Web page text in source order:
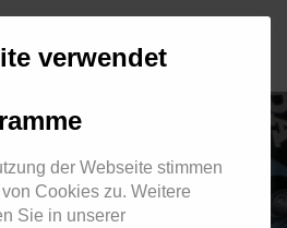
200
verwendet
der Webseite stimmen
Cookies zu. Weitere
Sie in unserer